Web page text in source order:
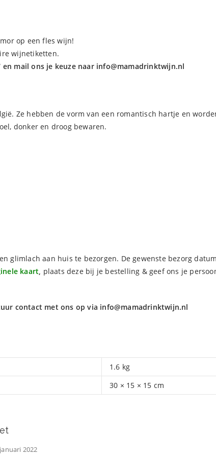
op een fles wijn!
wijnetiketten.
en mail ons je keuze naar info@mamadrinktwijn.nl
Ze hebben de vorm van een romantisch hartje en
donker en droog bewaren.
glimlach aan huis te bezorgen. De gewenste bezorg
kaart, plaats deze bij je bestelling & geef ons je
contact met ons op via info@mamadrinktwijn.nl
1.6 kg
30 × 15 × 15 cm
2022